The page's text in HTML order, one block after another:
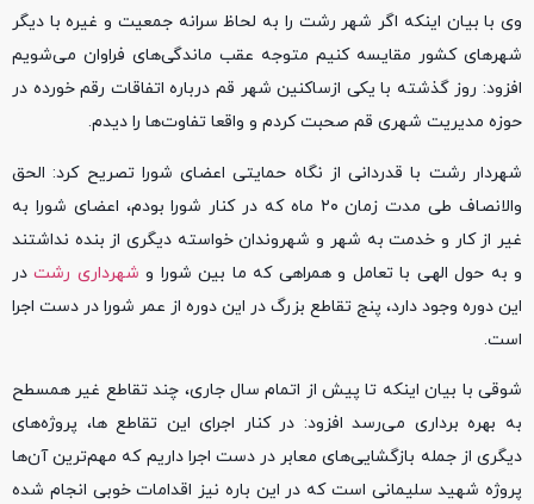
وی با بیان اینکه اگر شهر رشت را به لحاظ سرانه جمعیت و غیره با دیگر
شهرهای کشور مقایسه کنیم متوجه عقب ماندگی‌های فراوان می‌شویم
افزود: روز گذشته با یکی ازساکنین شهر قم درباره اتفاقات رقم خورده در
حوزه مدیریت شهری قم صحبت کردم و واقعا تفاوت‌ها را دیدم.
شهردار رشت با قدردانی از نگاه حمایتی اعضای شورا تصریح کرد: الحق
والانصاف طی مدت زمان ۲۰ ماه که در کنار شورا بودم، اعضای شورا به
غیر از کار و خدمت به شهر و شهروندان خواسته دیگری از بنده نداشتند
و به حول الهی با تعامل و همراهی که ما بین شورا و شهرداری رشتدر
این دوره وجود دارد، پنج تقاطع بزرگ در این دوره از عمر شورا در دست اجرا
است.
شوقی با بیان اینکه تا پیش از اتمام سال جاری، چند تقاطع غیر همسطح
به بهره برداری می‌رسد افزود: در کنار اجرای این تقاطع ها، پروژه‌های
دیگری از جمله بازگشایی‌های معابر در دست اجرا داریم که مهم‌ترین آن‌ها
پروژه شهید سلیمانی است که در این باره نیز اقدامات خوبی انجام شده